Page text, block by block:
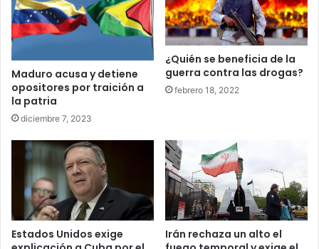
Maduro acusa y detiene
opositores por traición a
la patria
diciembre 7, 2023
¿Quién se beneficia de la
guerra contra las drogas?
febrero 18, 2022
Estados Unidos exige
Irán rechaza un alto el